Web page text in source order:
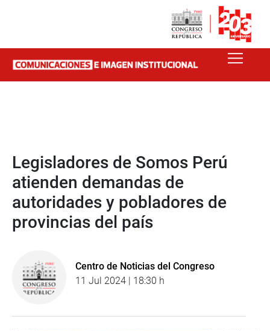
Legisladores de Somos Perú
atienden demandas de
autoridades y pobladores de
provincias del país
Centro de Noticias del Congreso
11 Jul 2024 | 18:30 h